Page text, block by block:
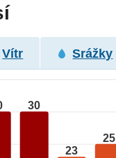
Vítr Srážky
30
23
25